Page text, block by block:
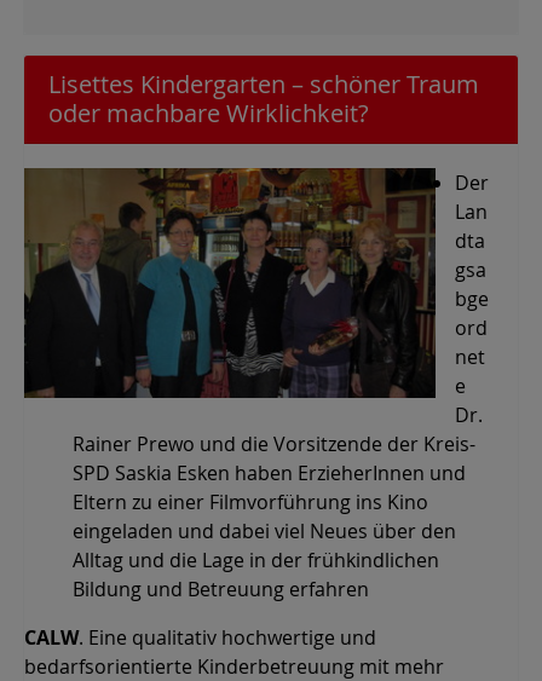
Lisettes Kindergarten – schöner Traum
oder machbare Wirklichkeit?
Der
Lan
dta
gsa
bge
ord
net
e
Dr.
Rainer Prewo und die Vorsitzende der Kreis-
SPD Saskia Esken haben ErzieherInnen und
Eltern zu einer Filmvorführung ins Kino
eingeladen und dabei viel Neues über den
Alltag und die Lage in der frühkindlichen
Bildung und Betreuung erfahren
CALW. Eine qualitativ hochwertige und
bedarfsorientierte Kinderbetreuung mit mehr